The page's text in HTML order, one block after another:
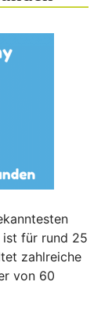
ist für rund 25
zahlreiche
von 60